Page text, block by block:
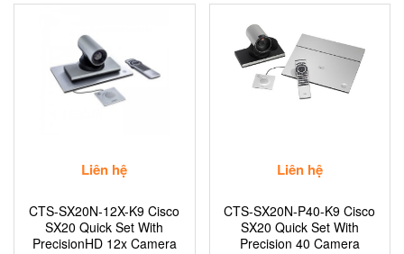
Liên hệ
CTS-SX20N-12X-K9 Cisco
SX20 Quick Set With
PrecisionHD 12x Camera
Liên hệ
CTS-SX20N-P40-K9 Cisco
SX20 Quick Set With
Precision 40 Camera